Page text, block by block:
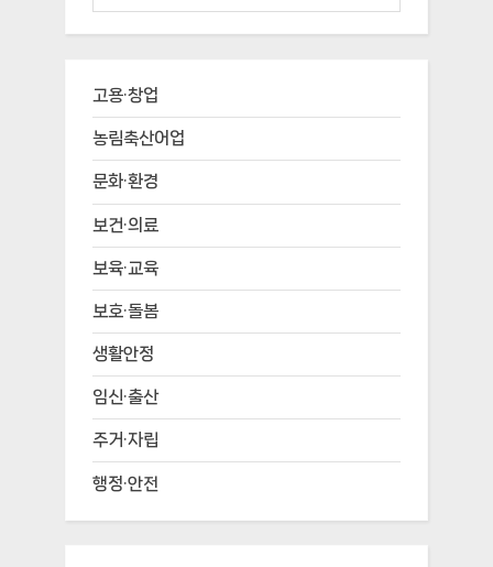
고용·창업
농림축산어업
문화·환경
보건·의료
보육·교육
보호·돌봄
생활안정
임신·출산
주거·자립
행정·안전